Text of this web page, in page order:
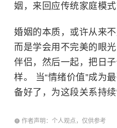
姻，来回应传统家庭模
婚姻的本质，或许从来
而是学会用不完美的眼
伴侣，然后一起，把日
样。 当“情绪价值”成为
备好了，为这段关系持续
作者声明：个人观点，仅供参考